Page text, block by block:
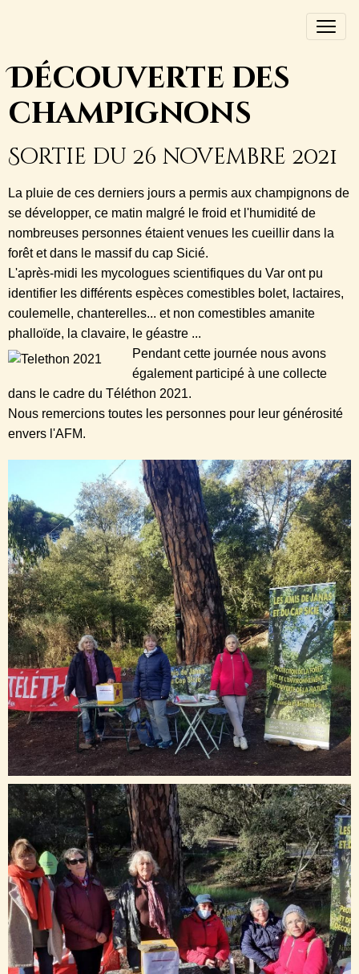
Découverte des
champignons
Sortie du 26 novembre 2021
La pluie de ces derniers jours a permis aux champignons de
se développer, ce matin malgré le froid et l'humidité de
nombreuses personnes étaient venues les cueillir dans la
forêt et dans le massif du cap Sicié.
L'après-midi les mycologues scientifiques du Var ont pu
identifier les différents espèces comestibles bolet, lactaires,
coulemelle, chanterelles... et non comestibles amanite
phalloïde, la clavaire, le géastre ...
Pendant cette journée nous avons
également participé à une collecte
dans le cadre du Téléthon 2021.
Nous remercions toutes les personnes pour leur générosité
envers l'AFM.